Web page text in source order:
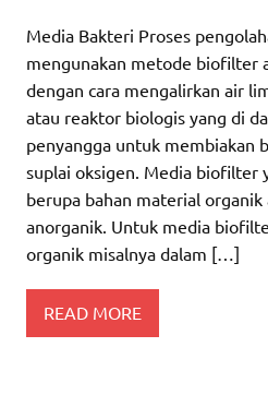
Media Bakteri Proses
mengunakan metode biofilter
dengan cara mengalirkan air
atau reaktor biologis yang di
penyangga untuk membiakan
suplai oksigen. Media biofilter
berupa bahan material
anorganik. Untuk media
organik misalnya dalam […]
READ MORE